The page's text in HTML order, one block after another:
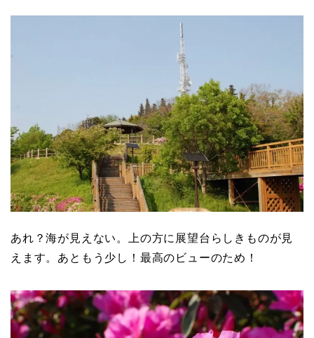
あれ？海が見えない。上の方に展望台らしきものが見
えます。あともう少し！最高のビューのため！